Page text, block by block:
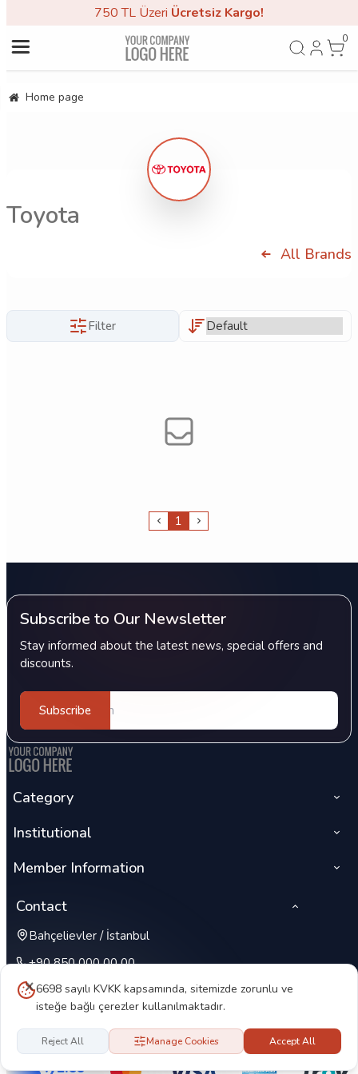
750 TL Üzeri Ücretsiz Kargo!
0
6698 sayılı KVKK kapsamında, sitemizde zorunlu ve
isteğe bağlı çerezler kullanılmaktadır.
Reject All Manage Cookies Accept All
Home page
Toyota
All Brands
Filter
1
Subscribe to Our Newsletter
Stay informed about the latest news, special offers and
discounts.
Subscribe
Category
Institutional
Member Information
Contact
Bahçelievler / İstanbul
+90 850 000 00 00